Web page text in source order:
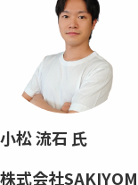
小松 流石 氏
株式会社